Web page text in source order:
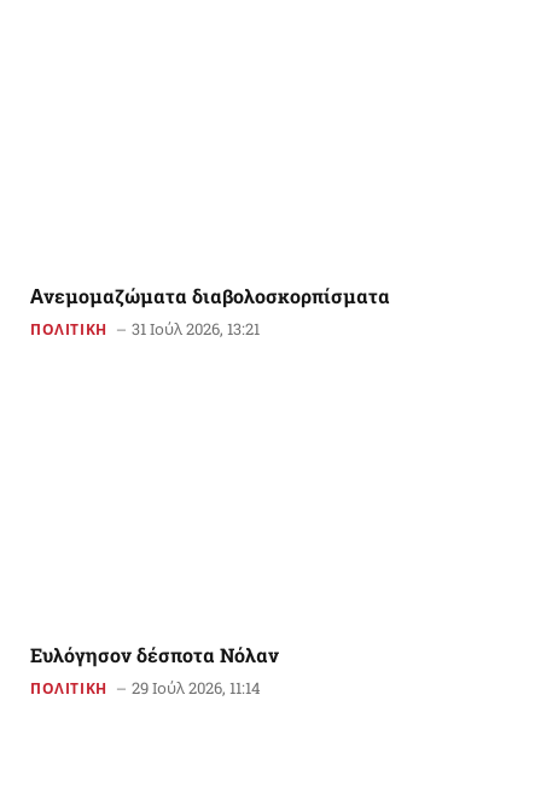
Aνεμομαζώματα διαβολοσκορπίσματα
ΠΟΛΙΤΙΚΗ 31 Ιούλ 2026, 13:21
Ευλόγησον δέσποτα Νόλαν
ΠΟΛΙΤΙΚΗ 29 Ιούλ 2026, 11:14